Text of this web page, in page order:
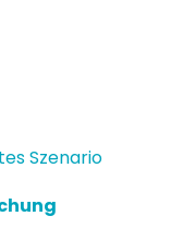
Szenario